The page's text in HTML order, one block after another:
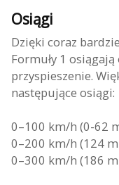
Osiągi
Dzięki coraz
Formuły 1 osiągają
przyspieszenie.
następujące osiągi:
0–100 km/h (0-62
0–200 km/h (124
0–300 km/h (186